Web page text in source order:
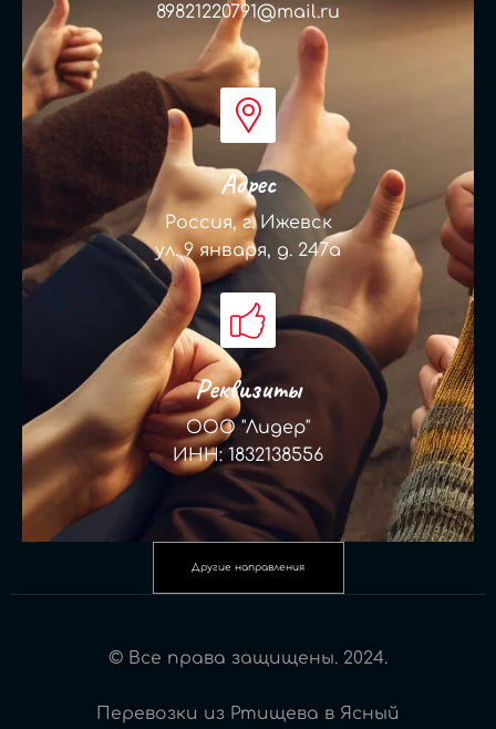
89821220791@mail.ru
Адрес
Россия, г. Ижевск
ул. 9 января, д. 247а
Реквизиты
ООО "Лидер"
ИНН: 1832138556
Другие направления
© Все права защищены. 2024.
Перевозки из Ртищева в Ясный